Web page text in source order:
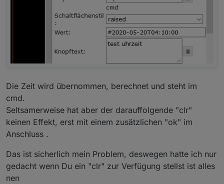
Die Zeit wird übernommen, berechnet und steht im
cmd.
Seltsamerweise hat aber der darauffolgende "clr"
keinen Effekt, erst mit einem zusätzlichen "ok" im
Anschluss .
Das ist sicherlich mein Problem, deswegen hatte ich nur
gedacht wenn Du ein "clr" zur Verfügung stellst ist alles
nen